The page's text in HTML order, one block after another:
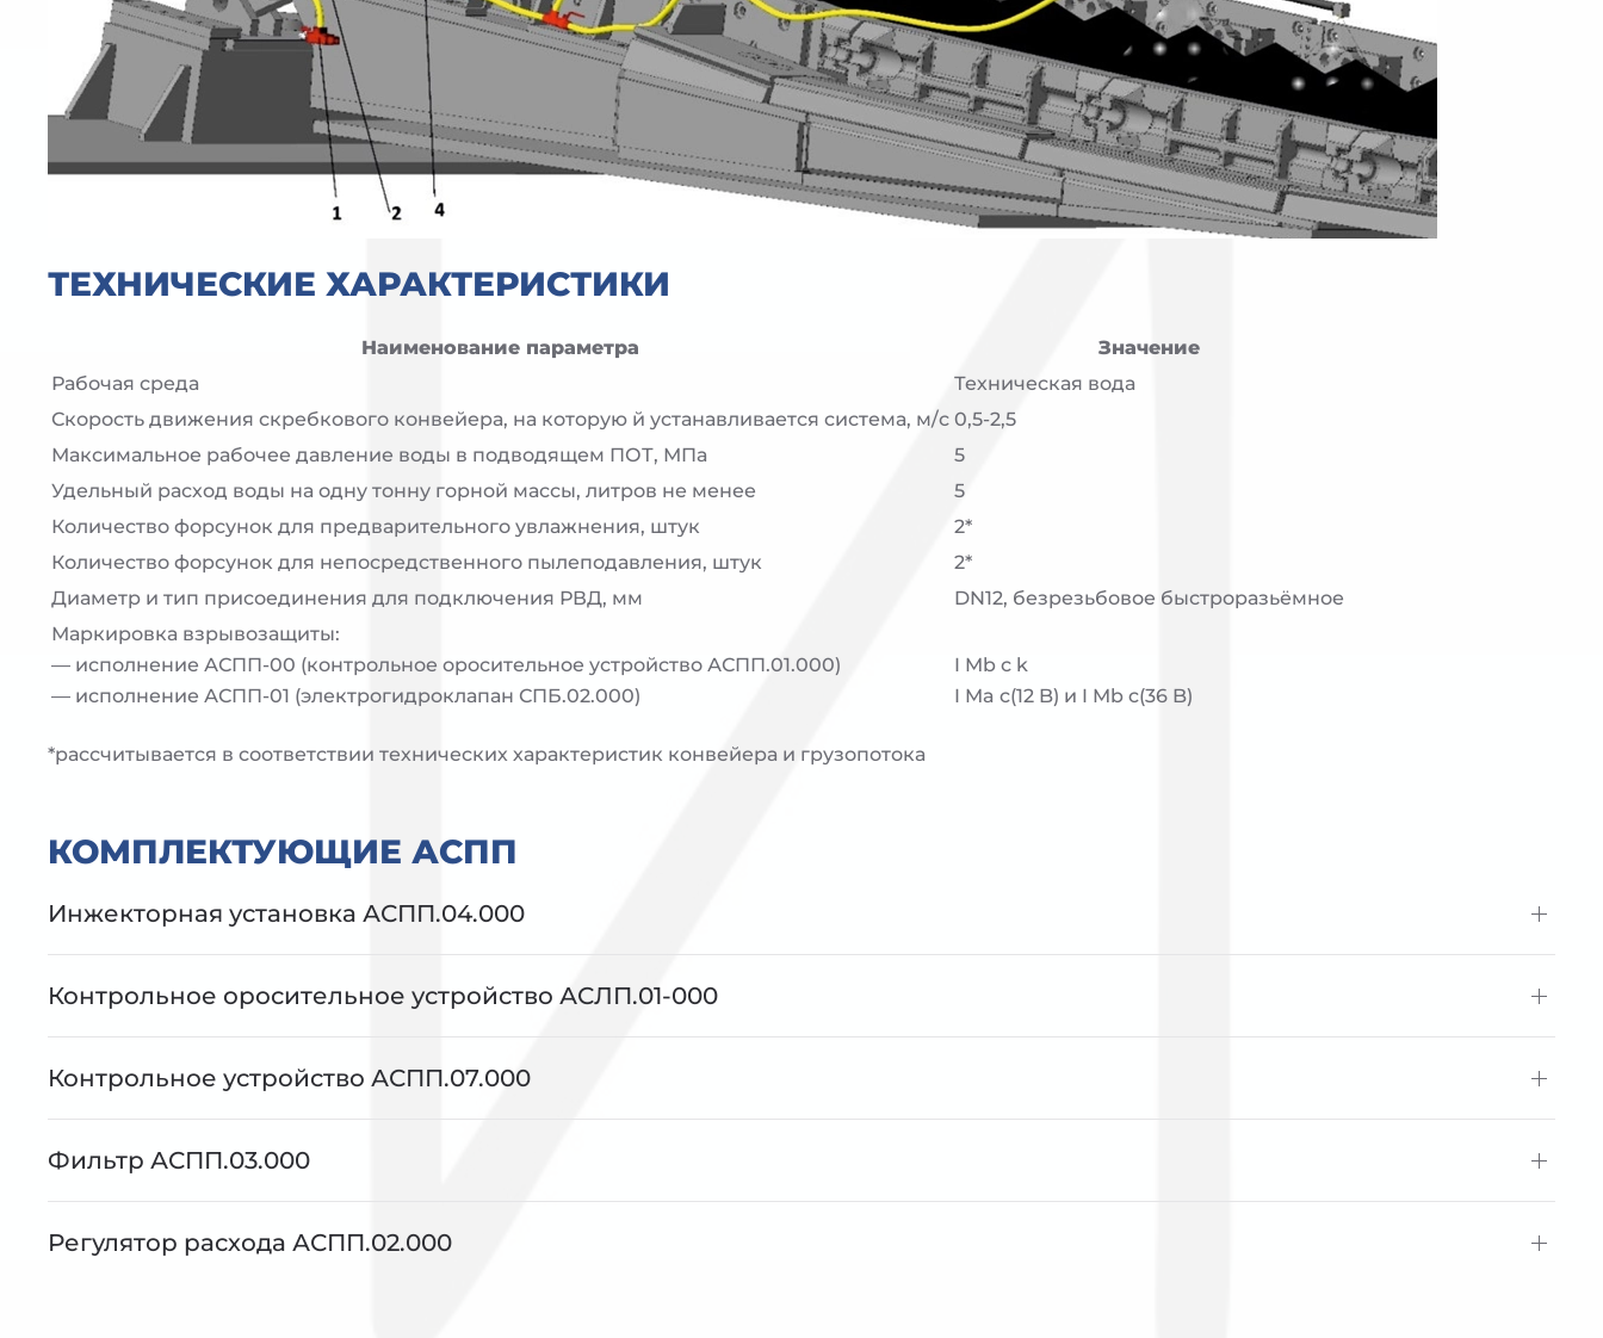
ТЕХНИЧЕСКИЕ ХАРАКТЕРИСТИКИ
Наименование параметра
Значение
Рабочая среда
Техническая вода
Скорость движения скребкового конвейера, на которую й устанавливается система, м/с 0,5-2,5
Максимальное рабочее давление воды в подводящем ПОТ, МПа
5
Удельный расход воды на одну тонну горной массы, литров не менее
5
Количество форсунок для предварительного увлажнения, штук
2*
Количество форсунок для непосредственного пылеподавления, штук
2*
Диаметр и тип присоединения для подключения РВД, мм
DN12, безрезьбовое быстроразьёмное
Маркировка взрывозащиты:
— исполнение АСПП-00 (контрольное оросительное устройство АСПП.01.000)
— исполнение АСПП-01 (электрогидроклапан СПБ.02.000)
I Mb с k
I Ma c(12 B) и I Mb c(36 B)
*рассчитывается в соответствии технических характеристик конвейера и грузопотока
КОМПЛЕКТУЮЩИЕ АСПП
Инжекторная установка АСПП.04.000
Контрольное оросительное устройство АСЛП.01-000
Контрольное устройство АСПП.07.000
Фильтр АСПП.03.000
Регулятор расхода АСПП.02.000